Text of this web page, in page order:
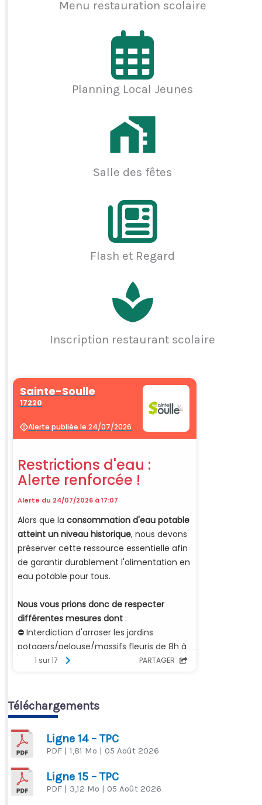
Menu restauration scolaire
Planning Local Jeunes
Salle des fêtes
Flash et Regard
Inscription restaurant scolaire
Téléchargements
Ligne 14 – TPC
PDF | 1,81 Mo | 05 Août 2026
Ligne 15 – TPC
PDF | 3,12 Mo | 05 Août 2026